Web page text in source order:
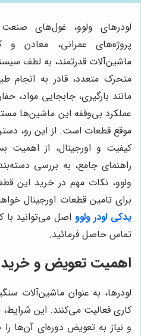
لودرهای ولوو، غول‌های
پروژه‌های عمرانی، معادن و
ماشین‌آلات قدرتمند، به لطف
متحرک متعدد، قادر به
مانند بارگیری، جابجایی مواد،
عملکرد بی‌وقفه این ماشین‌ها
موقع قطعات است. از این رو،
کیفیت و اورجینال، از اهمیت
راهنمای جامع، به بررسی
ولوو، نکات مهم در خرید این
برای تامین قطعات اورجینال
یدکی لودر ولوو اصل می‌توانید با
تماس حاصل فرمائید.
اهمیت تعویض و خرید
لودرها، به عنوان ماشین‌آلات
کاری فعالیت می‌کنند. این
و نیاز به تعویض دوره‌ای آن‌ها